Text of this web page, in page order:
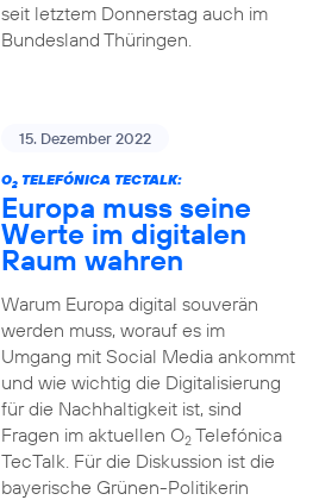
seit letztem Donnerstag auch im
Bundesland Thüringen.
15. Dezember 2022
O2TELEFÓNICA TECTALK:
Europa muss seine
Werte im digitalen
Raum wahren
Warum Europa digital souverän
werden muss, worauf es im
Umgang mit Social Media ankommt
und wie wichtig die Digitalisierung
für die Nachhaltigkeit ist, sind
Fragen im aktuellen O2Telefónica
TecTalk. Für die Diskussion ist die
bayerische Grünen-Politikerin